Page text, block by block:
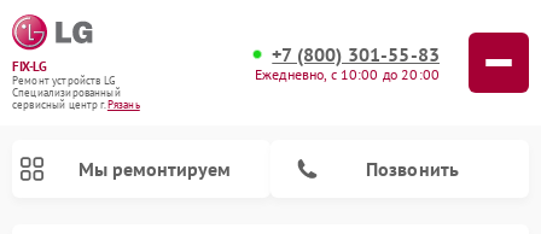
FIX-LG
Ремонт устройств LG
Специализированный
cервисный центр г.Рязань
+7 (800) 301-55-83
Ежедневно, с 10:00 до 20:00
Мы ремонтируем Позвонить